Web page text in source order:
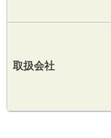
取扱会社